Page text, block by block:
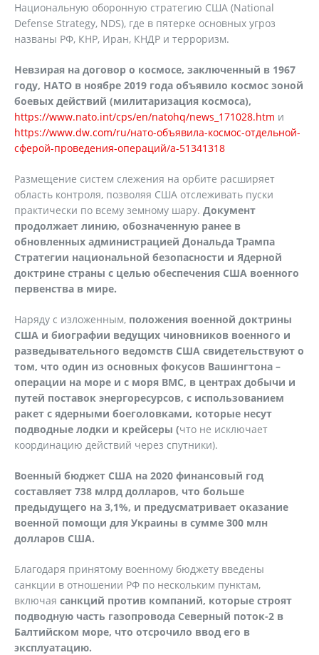
Национальную оборонную стратегию США (National
Defense Strategy, NDS), где в пятерке основных угроз
названы РФ, КНР, Иран, КНДР и терроризм.
Невзирая на договор о космосе, заключенный в 1967
году, НАТО в ноябре 2019 года объявило космос зоной
боевых действий (милитаризация космоса),
https://www.nato.int/cps/en/natohq/news_171028.htm и
https://www.dw.com/ru/нато-объявила-космос-отдельной-
сферой-проведения-операций/a-51341318
Размещение систем слежения на орбите расширяет
область контроля, позволяя США отслеживать пуски
практически по всему земному шару. Документ
продолжает линию, обозначенную ранее в
обновленных администрацией Дональда Трампа
Стратегии национальной безопасности и Ядерной
доктрине страны с целью обеспечения США военного
первенства в мире.
Наряду с изложенным, положения военной доктрины
США и биографии ведущих чиновников военного и
разведывательного ведомств США свидетельствуют о
том, что один из основных фокусов Вашингтона –
операции на море и с моря ВМС, в центрах добычи и
путей поставок энергоресурсов, с использованием
ракет с ядерными боеголовками, которые несут
подводные лодки и крейсеры (что не исключает
координацию действий через спутники).
Военный бюджет США на 2020 финансовый год
составляет 738 млрд долларов, что больше
предыдущего на 3,1%, и предусматривает оказание
военной помощи для Украины в сумме 300 млн
долларов США.
Благодаря принятому военному бюджету введены
санкции в отношении РФ по нескольким пунктам,
включая санкций против компаний, которые строят
подводную часть газопровода Северный поток-2 в
Балтийском море, что отсрочило ввод его в
эксплуатацию.